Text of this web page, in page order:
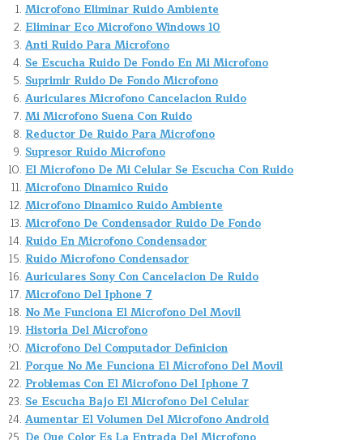
Microfono Eliminar Ruido Ambiente
Eliminar Eco Microfono Windows 10
Anti Ruido Para Microfono
Se Escucha Ruido De Fondo En Mi Microfono
Suprimir Ruido De Fondo Microfono
Auriculares Microfono Cancelacion Ruido
Mi Microfono Suena Con Ruido
Reductor De Ruido Para Microfono
Supresor Ruido Microfono
El Microfono De Mi Celular Se Escucha Con Ruido
Microfono Dinamico Ruido
Microfono Dinamico Ruido Ambiente
Microfono De Condensador Ruido De Fondo
Ruido En Microfono Condensador
Ruido Microfono Condensador
Auriculares Sony Con Cancelacion De Ruido
Microfono Del Iphone 7
No Me Funciona El Microfono Del Movil
Historia Del Microfono
Microfono Del Computador Definicion
Porque No Me Funciona El Microfono Del Movil
Problemas Con El Microfono Del Iphone 7
Se Escucha Bajo El Microfono Del Celular
Aumentar El Volumen Del Microfono Android